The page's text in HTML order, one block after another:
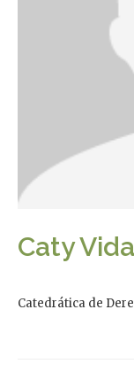
Caty
Catedrática de